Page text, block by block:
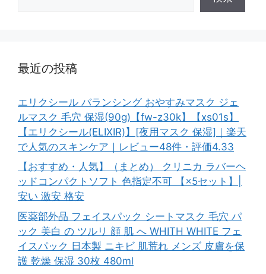
最近の投稿
エリクシール バランシング おやすみマスク ジェ
ルマスク 毛穴 保湿(90g)【fw-z30k】【xs01s】
【エリクシール(ELIXIR)】[夜用マスク 保湿]｜楽天
で人気のスキンケア｜レビュー48件・評価4.33
【おすすめ・人気】（まとめ） クリニカ ラバーヘ
ッドコンパクトソフト 色指定不可 【×5セット】|
安い 激安 格安
医薬部外品 フェイスパック シートマスク 毛穴 パ
ック 美白 の ツルリ 顔 肌 へ WHITH WHITE フェ
イスパック 日本製 ニキビ 肌荒れ メンズ 皮膚を保
護 乾燥 保湿 30枚 480ml